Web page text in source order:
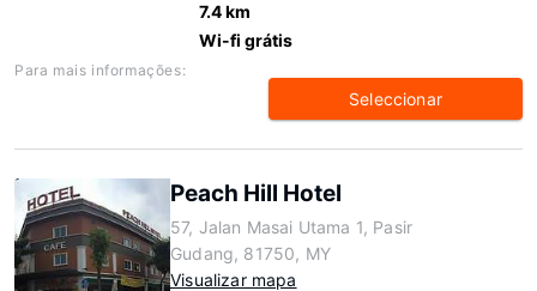
7.4 km
Wi-fi grátis
Para mais informações:
Seleccionar
Peach Hill Hotel
57, Jalan Masai Utama 1, Pasir
Gudang, 81750, MY
Visualizar mapa